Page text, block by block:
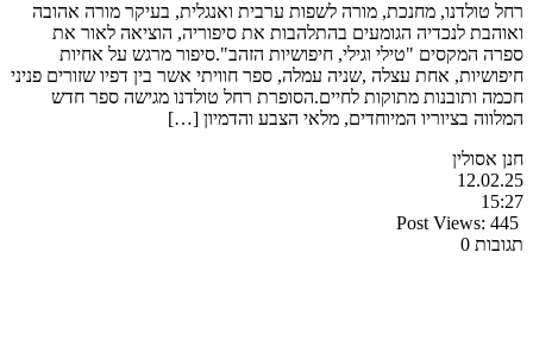
רחל טולדנו, מחנכת, מורה לשפות ערבית ואנגלית, בעיקר מורה אהובה
ואוהבת לנכדיה הגומעים בהתלהבות את סיפוריה, הוציאה לאור את
ספרה המקסים "טילי וגילי, חיפושיות הזהב".סיפור מרגש על אחיות
חיפושיות, אחת עצלה ,שניה עמלה, ספר חוויתי אשר בין דפיו שזורים פניני
חכמה ותובנות מתוקות לחיים.הסופרת רחל טולדנו מגישה ספר חדש
המלווה בציוריו המיוחדים, מלאי הצבע והדמיון […]
חנן אסולין
12.02.25
15:27
Post Views: 445
תגובות 0